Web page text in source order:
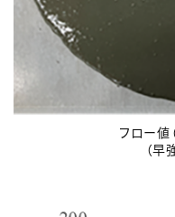
フロー値
（早